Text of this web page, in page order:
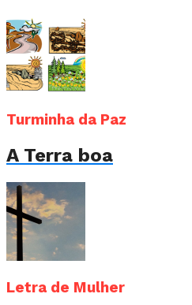
Turminha da Paz
A Terra boa
Letra de Mulher